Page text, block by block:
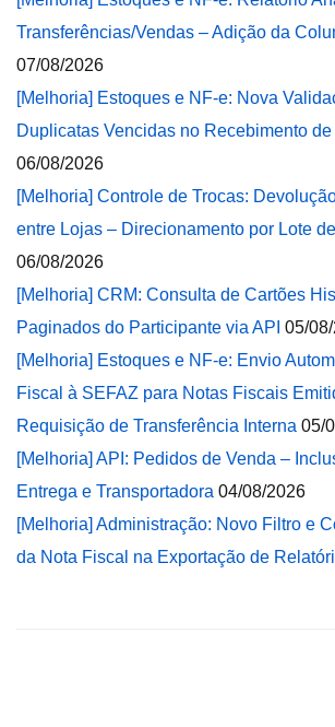
Transferências/Vendas – Adição da
07/08/2026
[Melhoria] Estoques e NF-e: Nova
Duplicatas Vencidas no Recebimento
06/08/2026
[Melhoria] Controle de Trocas:
entre Lojas – Direcionamento por Lote
06/08/2026
[Melhoria] CRM: Consulta de Cartões
Paginados do Participante via API 05/
[Melhoria] Estoques e NF-e: Envio
Fiscal à SEFAZ para Notas Fiscais
Requisição de Transferência Interna 05/
[Melhoria] API: Pedidos de Venda –
Entrega e Transportadora 04/08/2026
[Melhoria] Administração: Novo Filtro e
da Nota Fiscal na Exportação de